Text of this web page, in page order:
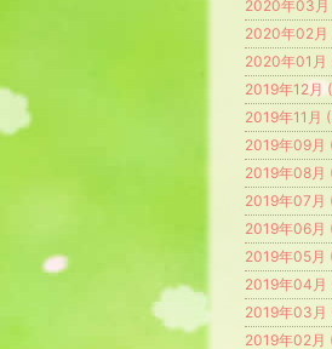
2020年03月
2020年02月
2020年01月
2019年12月
2019年11月
2019年09月
2019年08月
2019年07月
2019年06月
2019年05月
2019年04月
2019年03月
2019年02月